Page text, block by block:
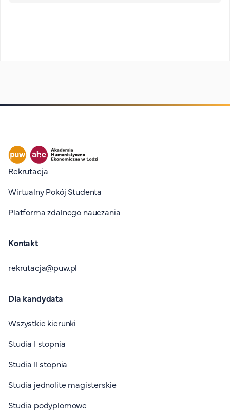
Stopka I
Rekrutacja
Wirtualny Pokój Studenta
Platforma zdalnego nauczania
Kontakt
rekrutacja@puw.pl
Dla kandydata
Wszystkie kierunki
Studia I stopnia
Studia II stopnia
Studia jednolite magisterskie
Studia podyplomowe